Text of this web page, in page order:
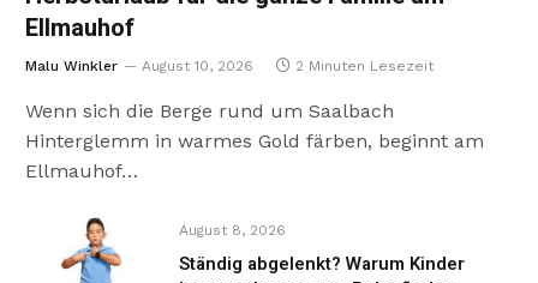
Ellmauhof
Malu Winkler August 10, 2026 2 Minuten Lesezeit
Wenn sich die Berge rund um Saalbach
Hinterglemm in warmes Gold färben, beginnt am
Ellmauhof…
August 8, 2026
Ständig abgelenkt? Warum Kinder